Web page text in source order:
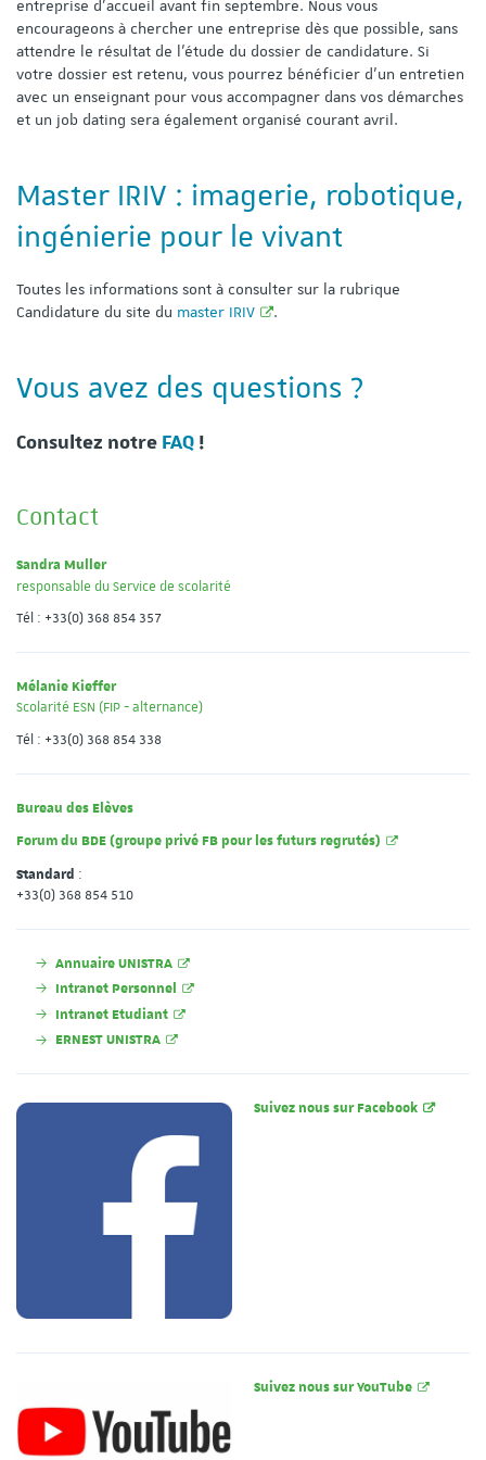
Contact
Sandra Muller
responsable du Service de scolarité
Tél : +33(0) 368 854 357
Mélanie Kieffer
Scolarité ESN (FIP - alternance)
Tél : +33(0) 368 854 338
Bureau des Elèves
Forum du BDE (groupe privé FB pour les futurs regrutés)
Standard :
+33(0) 368 854 510
Annuaire UNISTRA
Intranet Personnel
Intranet Etudiant
ERNEST UNISTRA
Suivez nous sur Facebook
Suivez nous sur YouTube
entreprise d’accueil avant fin septembre. Nous vous
encourageons à chercher une entreprise dès que possible, sans
attendre le résultat de l'étude du dossier de candidature. Si
votre dossier est retenu, vous pourrez bénéficier d'un entretien
avec un enseignant pour vous accompagner dans vos démarches
et un job dating sera également organisé courant avril.
Master IRIV : imagerie, robotique,
ingénierie pour le vivant
Toutes les informations sont à consulter sur la rubrique
Candidature du site du master IRIV .
Vous avez des questions ?
Consultez notre FAQ !